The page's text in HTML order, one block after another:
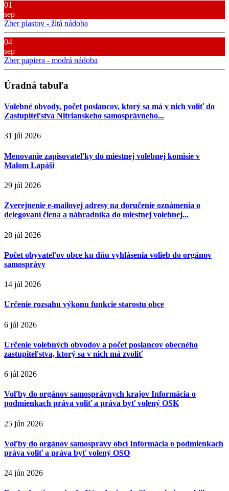
01
sep
Zber plastov - žltá nádoba
04
sep
Zber papiera - modrá nádoba
Úradná tabuľa
Volebné obvody, počet poslancov, ktorý sa má v nich voliť do
Zastupiteľstva Nitrianskeho samosprávneho...
31 júl 2026
Menovanie zapisovateľky do miestnej volebnej komisie v
Malom Lapáši
29 júl 2026
Zverejnenie e-mailovej adresy na doručenie oznámenia o
delegovaní člena a náhradníka do miestnej volebnej...
28 júl 2026
Počet obyvateľov obce ku dňu vyhlásenia volieb do orgánov
samosprávy
14 júl 2026
Určenie rozsahu výkonu funkcie starostu obce
6 júl 2026
Určenie volebných obvodov a počet poslancov obecného
zastupiteľstva, ktorý sa v nich má zvoliť
6 júl 2026
Voľby do orgánov samosprávnych krajov Informácia o
podmienkach práva voliť a práva byť volený OSK
25 jún 2026
Voľby do orgánov samosprávy obcí Informácia o podmienkach
práva voliť a práva byť volený OSO
24 jún 2026